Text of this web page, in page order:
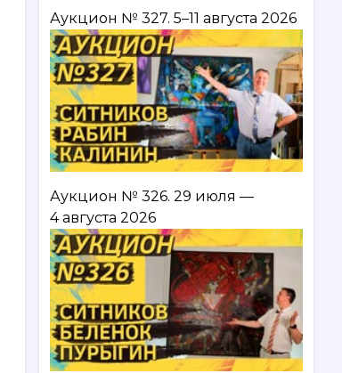
Аукцион № 327. 5–11 августа 2026
Аукцион № 326. 29 июля —
4 августа 2026